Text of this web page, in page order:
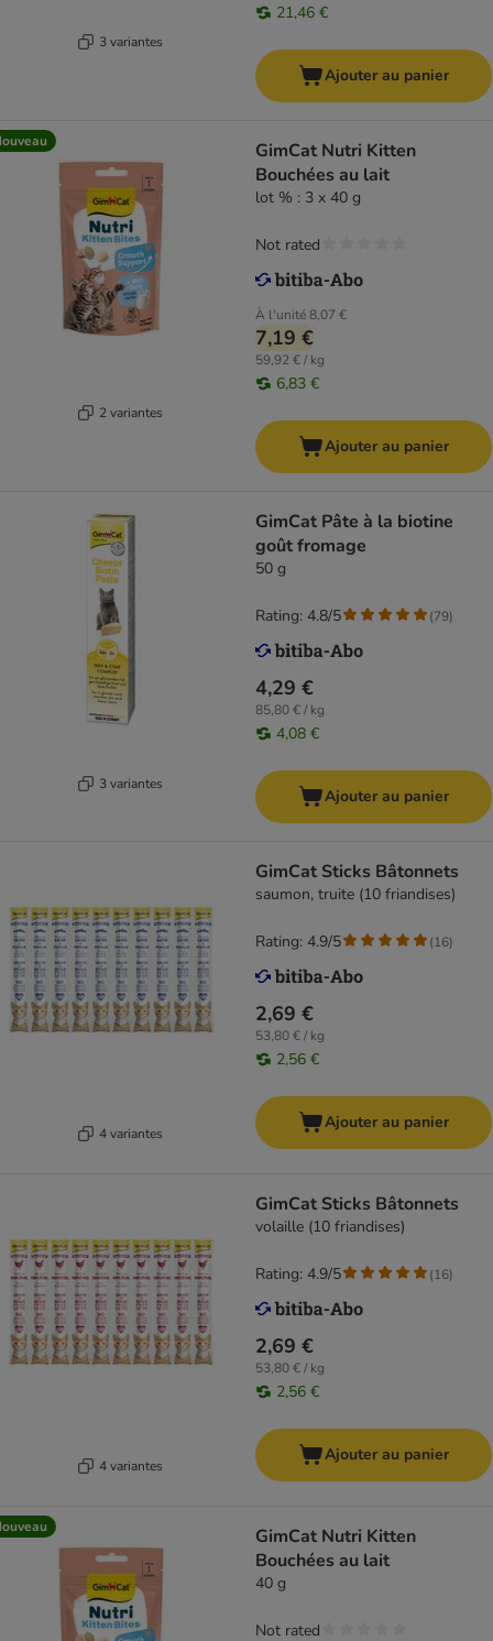
3 variantes
21,46 €
Ajouter au panier
2 variantes
GimCat Nutri Kitten
Bouchées au lait
lot % : 3 x 40 g
À l'unité8,07 €
7,19 €
59,92 € / kg
6,83 €
Not rated
Ajouter au panier
3 variantes
GimCat Pâte à la biotine
goût fromage
50 g
4,29 €
85,80 € / kg
4,08 €
Rating: 4.8/5 (79)
Ajouter au panier
4 variantes
GimCat Sticks Bâtonnets
saumon, truite (10 friandises)
2,69 €
53,80 € / kg
2,56 €
Rating: 4.9/5 (16)
Ajouter au panier
4 variantes
GimCat Sticks Bâtonnets
volaille (10 friandises)
2,69 €
53,80 € / kg
2,56 €
Rating: 4.9/5 (16)
Ajouter au panier
GimCat Nutri Kitten
Bouchées au lait
40 g
Not rated